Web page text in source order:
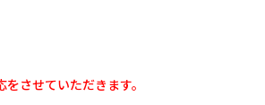
させていただきます。